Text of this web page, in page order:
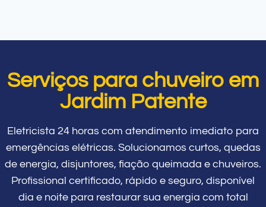
Serviços para chuveiro em
Jardim Patente
Eletricista 24 horas com atendimento imediato para
emergências elétricas. Solucionamos curtos, quedas
de energia, disjuntores, fiação queimada e chuveiros.
Profissional certificado, rápido e seguro, disponível
dia e noite para restaurar sua energia com total